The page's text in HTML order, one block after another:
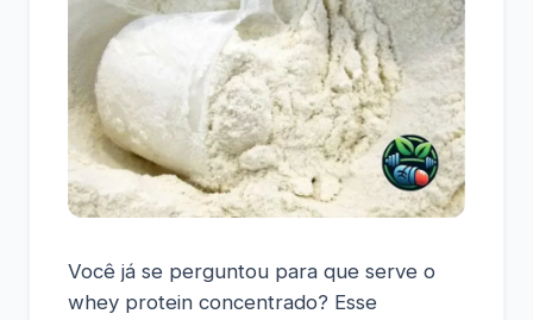
Você já se perguntou para que serve o
whey protein concentrado? Esse